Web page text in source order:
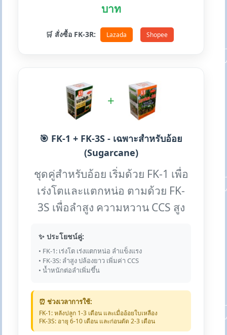
บาท
🛒 สั่งซื้อ FK-3R: Lazada Shopee
+
🎯 FK-1 + FK-3S - เฉพาะสำหรับอ้อย
(Sugarcane)
ชุดคู่สำหรับอ้อย เริ่มด้วย FK-1 เพื่อ
เร่งโตและแตกหน่อ ตามด้วย FK-
3S เพื่อลำสูง ความหวาน CCS สูง
✨ ประโยชน์คู่:
• FK-1: เร่งโต เร่งแตกหน่อ ลำแข็งแรง
• FK-3S: ลำสูง ปล้องยาว เพิ่มค่า CCS
• น้ำหนักต่อลำเพิ่มขึ้น
⏰ ช่วงเวลาการใช้:
FK-1: หลังปลูก 1-3 เดือน และเมื่ออ้อยใบเหลือง
FK-3S: อายุ 6-10 เดือน และก่อนตัด 2-3 เดือน